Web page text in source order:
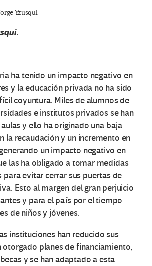
Yzusqui
ha tenido un impacto negativo en
y la educación privada no ha sido
coyuntura. Miles de alumnos de
e institutos privados se han
y ello ha originado una baja
la recaudación y un incremento en
un impacto negativo en
las ha obligado a tomar medidas
para evitar cerrar sus puertas de
Esto al margen del gran perjuicio
y para el país por el tiempo
de niños y jóvenes.
instituciones han reducido sus
otorgado planes de financiamiento,
y se han adaptado a esta